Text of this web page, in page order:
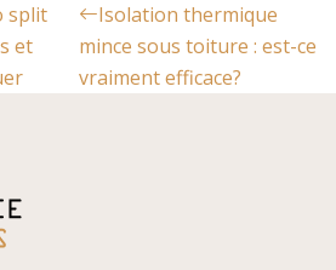
split
et
Isolation thermique
mince sous toiture : est-ce
vraiment efficace?